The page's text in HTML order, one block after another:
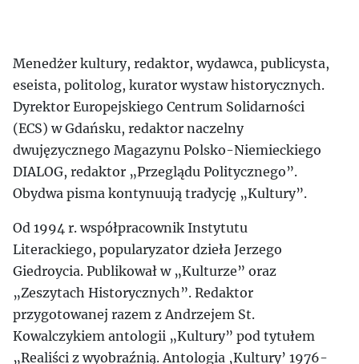
Menedżer kultury, redaktor, wydawca, publicysta,
eseista, politolog, kurator wystaw historycznych.
Dyrektor Europejskiego Centrum Solidarności
(ECS) w Gdańsku, redaktor naczelny
dwujęzycznego Magazynu Polsko-Niemieckiego
DIALOG, redaktor „Przeglądu Politycznego”.
Obydwa pisma kontynuują tradycję „Kultury”.
Od 1994 r. współpracownik Instytutu
Literackiego, popularyzator dzieła Jerzego
Giedroycia. Publikował w „Kulturze” oraz
„Zeszytach Historycznych”. Redaktor
przygotowanej razem z Andrzejem St.
Kowalczykiem antologii „Kultury” pod tytułem
„Realiści z wyobraźnią. Antologia ‚Kultury’ 1976-